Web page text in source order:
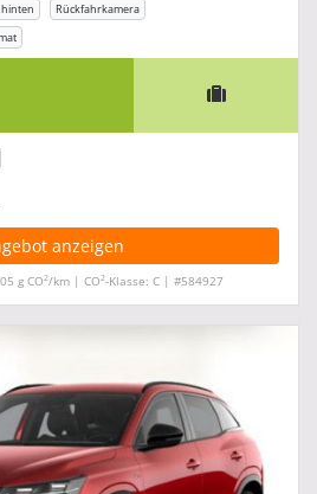
Rückfahrkamera
anzeigen
g CO2/km | CO2-Klasse: C | #584927